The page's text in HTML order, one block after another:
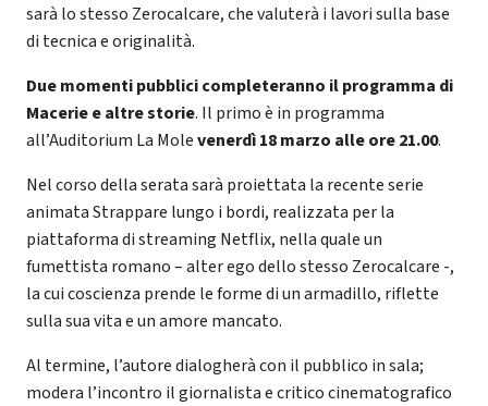
sarà lo stesso Zerocalcare, che valuterà i lavori sulla base
di tecnica e originalità.
Due momenti pubblici completeranno il programma di
Macerie e altre storie. Il primo è in programma
all’Auditorium La Molevenerdì 18 marzo alle ore 21.00.
Nel corso della serata sarà proiettata la recente serie
animata Strappare lungo i bordi, realizzata per la
piattaforma di streaming Netflix, nella quale un
fumettista romano – alter ego dello stesso Zerocalcare -,
la cui coscienza prende le forme di un armadillo, riflette
sulla sua vita e un amore mancato.
Al termine, l’autore dialogherà con il pubblico in sala;
modera l’incontro il giornalista e critico cinematografico